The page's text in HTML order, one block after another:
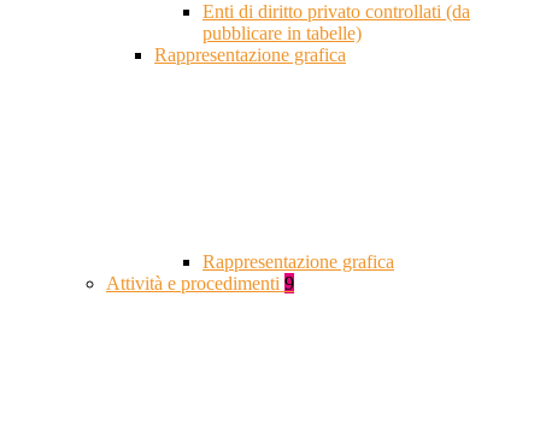
Enti di diritto privato controllati (da
pubblicare in tabelle)
Rappresentazione grafica
Rappresentazione grafica
Attività e procedimenti 9